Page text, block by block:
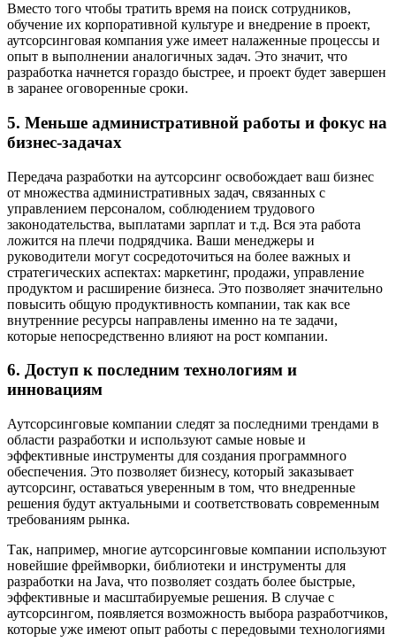
Вместо того чтобы тратить время на поиск сотрудников,
обучение их корпоративной культуре и внедрение в проект,
аутсорсинговая компания уже имеет налаженные процессы и
опыт в выполнении аналогичных задач. Это значит, что
разработка начнется гораздо быстрее, и проект будет завершен
в заранее оговоренные сроки.
5. Меньше административной работы и фокус на
бизнес-задачах
Передача разработки на аутсорсинг освобождает ваш бизнес
от множества административных задач, связанных с
управлением персоналом, соблюдением трудового
законодательства, выплатами зарплат и т.д. Вся эта работа
ложится на плечи подрядчика. Ваши менеджеры и
руководители могут сосредоточиться на более важных и
стратегических аспектах: маркетинг, продажи, управление
продуктом и расширение бизнеса. Это позволяет значительно
повысить общую продуктивность компании, так как все
внутренние ресурсы направлены именно на те задачи,
которые непосредственно влияют на рост компании.
6. Доступ к последним технологиям и
инновациям
Аутсорсинговые компании следят за последними трендами в
области разработки и используют самые новые и
эффективные инструменты для создания программного
обеспечения. Это позволяет бизнесу, который заказывает
аутсорсинг, оставаться уверенным в том, что внедренные
решения будут актуальными и соответствовать современным
требованиям рынка.
Так, например, многие аутсорсинговые компании используют
новейшие фреймворки, библиотеки и инструменты для
разработки на Java, что позволяет создать более быстрые,
эффективные и масштабируемые решения. В случае с
аутсорсингом, появляется возможность выбора разработчиков,
которые уже имеют опыт работы с передовыми технологиями